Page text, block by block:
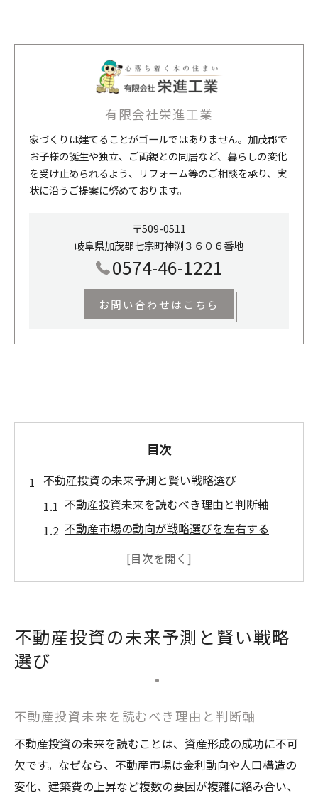
有限会社栄進工業
家づくりは建てることがゴールではありません。加茂郡で
お子様の誕生や独立、ご両親との同居など、暮らしの変化
を受け止められるよう、リフォーム等のご相談を承り、実
状に沿うご提案に努めております。
〒509-0511
岐阜県加茂郡七宗町神渕３６０６番地
0574-46-1221
お問い合わせはこちら
目次
不動産投資の未来予測と賢い戦略選び
不動産投資未来を読むべき理由と判断軸
不動産市場の動向が戦略選びを左右する
不動産投資は終わりの始まりではない現状
不動産投資がダメな理由と成功事例の違い
これからの不動産動向を実需から分析
不動産業界の今後を左右する要因を探る
賃貸需要と不動産投資市場規模の関係性
2026年の不動産市況と実需の相互作用
人口動態が不動産投資未来に与える影響
不動産投資の未来予測と賢い戦略
選び
不動産投資未来を読むべき理由と判断軸
不動産投資の未来を読むことは、資産形成の成功に不可
欠です。なぜなら、不動産市場は金利動向や人口構造の
変化、建築費の上昇など複数の要因が複雑に絡み合い、